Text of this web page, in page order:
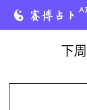
下